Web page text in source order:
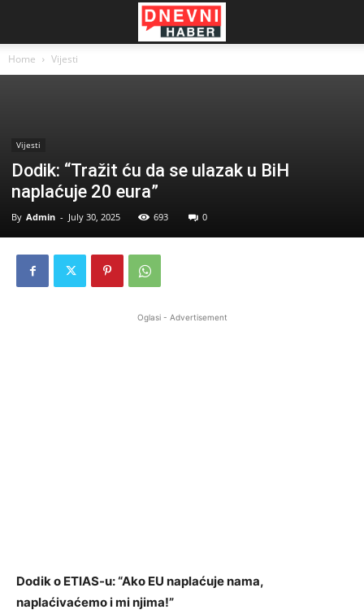
Home Vijesti
Vijesti
Dodik: “Tražit ću da se ulazak u BiH
naplaćuje 20 eura”
By Admin - July 30, 2025 693 0
Oglasi - Advertisement
Dodik o ETIAS-u: “Ako EU naplaćuje nama,
naplaćivaćemo i mi njima!”